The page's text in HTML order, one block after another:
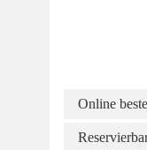
Online